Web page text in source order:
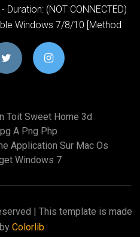
(NOT CONNECTED)
Windows 7/8/10 [Method
Toit Sweet Home 3d
A Png Php
Application Sur Mac Os
Windows 7
| This template is made
by Colorlib